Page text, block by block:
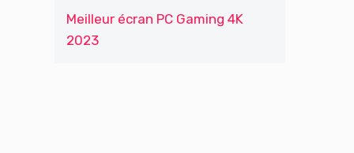
Meilleur écran PC Gaming 4K
2023